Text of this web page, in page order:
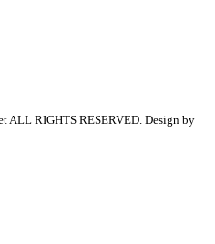
ALL RIGHTS RESERVED. Design by